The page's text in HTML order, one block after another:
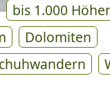
bis 1.000
Dolomiten